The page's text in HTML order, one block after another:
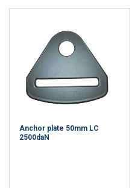
Anchor plate 50mm LC
2500daN
Targetowanie